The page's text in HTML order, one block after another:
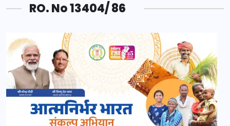
RO. No 13404/ 86